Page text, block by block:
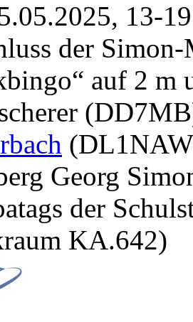
13-
der
auf 2
Georg
der
KA.642)